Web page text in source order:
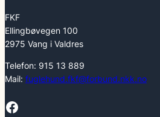
FKF
Ellingbøvegen 100
2975 Vang i Valdres
Telefon: 915 13 889
Mail: fuglehund.fkf@forbund.nkk.no
Facebook